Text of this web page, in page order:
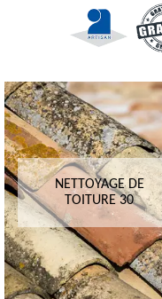
NETTOYAGE DE
TOITURE 30